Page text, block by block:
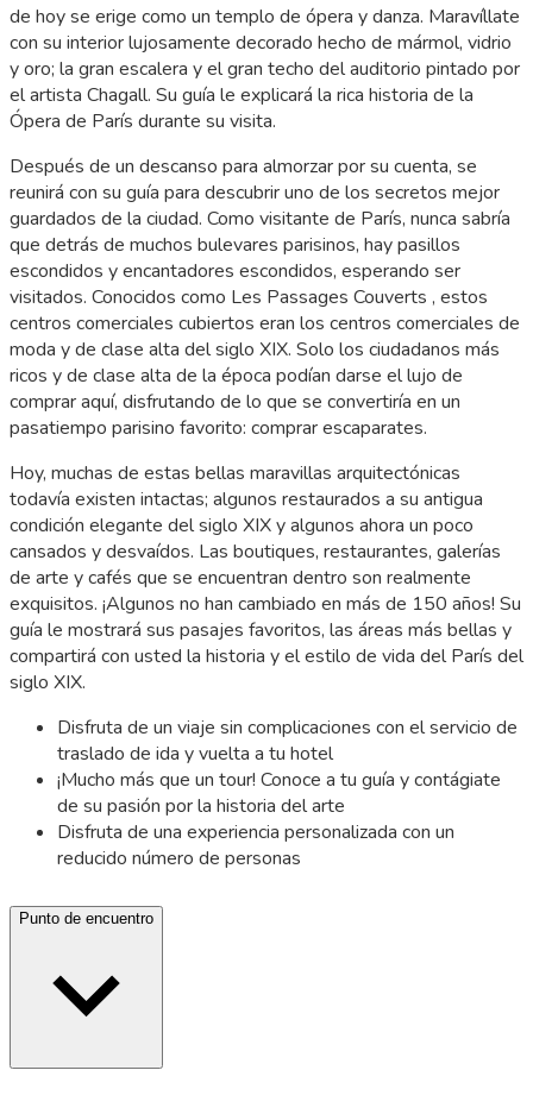
de hoy se erige como un templo de ópera y danza. Maravíllate
con su interior lujosamente decorado hecho de mármol, vidrio
y oro; la gran escalera y el gran techo del auditorio pintado por
el artista Chagall. Su guía le explicará la rica historia de la
Ópera de París durante su visita.
Después de un descanso para almorzar por su cuenta, se
reunirá con su guía para descubrir uno de los secretos mejor
guardados de la ciudad. Como visitante de París, nunca sabría
que detrás de muchos bulevares parisinos, hay pasillos
escondidos y encantadores escondidos, esperando ser
visitados. Conocidos como Les Passages Couverts , estos
centros comerciales cubiertos eran los centros comerciales de
moda y de clase alta del siglo XIX. Solo los ciudadanos más
ricos y de clase alta de la época podían darse el lujo de
comprar aquí, disfrutando de lo que se convertiría en un
pasatiempo parisino favorito: comprar escaparates.
Hoy, muchas de estas bellas maravillas arquitectónicas
todavía existen intactas; algunos restaurados a su antigua
condición elegante del siglo XIX y algunos ahora un poco
cansados y desvaídos. Las boutiques, restaurantes, galerías
de arte y cafés que se encuentran dentro son realmente
exquisitos. ¡Algunos no han cambiado en más de 150 años! Su
guía le mostrará sus pasajes favoritos, las áreas más bellas y
compartirá con usted la historia y el estilo de vida del París del
siglo XIX.
Disfruta de un viaje sin complicaciones con el servicio de
traslado de ida y vuelta a tu hotel
¡Mucho más que un tour! Conoce a tu guía y contágiate
de su pasión por la historia del arte
Disfruta de una experiencia personalizada con un
reducido número de personas
Punto de encuentro